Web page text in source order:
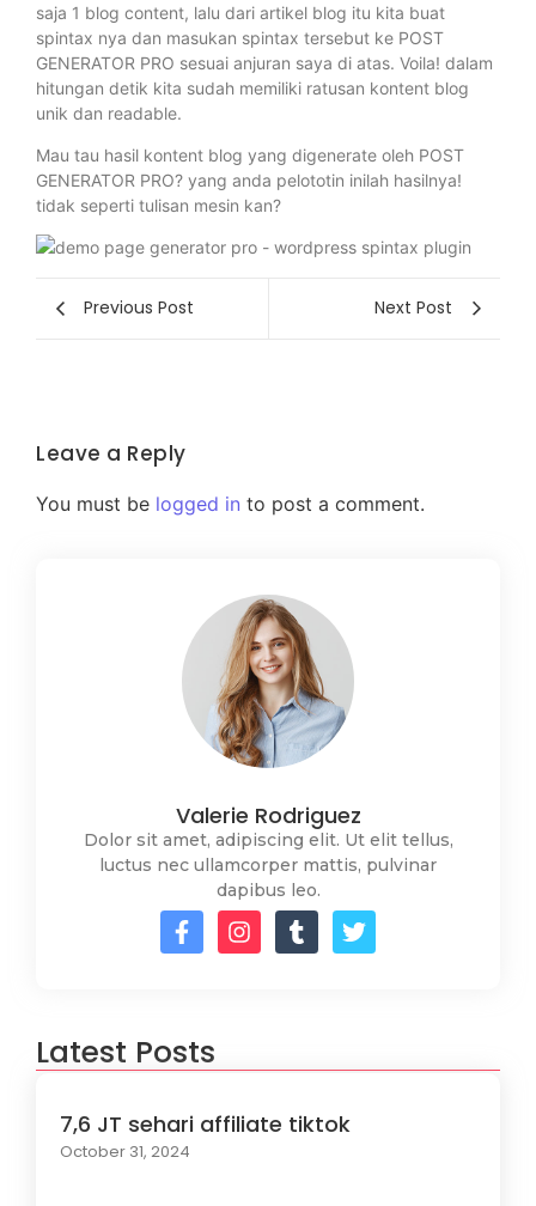
saja 1 blog content, lalu dari artikel blog itu kita buat
spintax nya dan masukan spintax tersebut ke POST
GENERATOR PRO sesuai anjuran saya di atas. Voila! dalam
hitungan detik kita sudah memiliki ratusan kontent blog
unik dan readable.
Mau tau hasil kontent blog yang digenerate oleh POST
GENERATOR PRO? yang anda pelototin inilah hasilnya!
tidak seperti tulisan mesin kan?
Previous Post Next Post
Leave a Reply
You must be logged in to post a comment.
Valerie Rodriguez
Dolor sit amet, adipiscing elit. Ut elit tellus,
luctus nec ullamcorper mattis, pulvinar
dapibus leo.
Latest Posts
7,6 JT sehari affiliate tiktok
October 31, 2024